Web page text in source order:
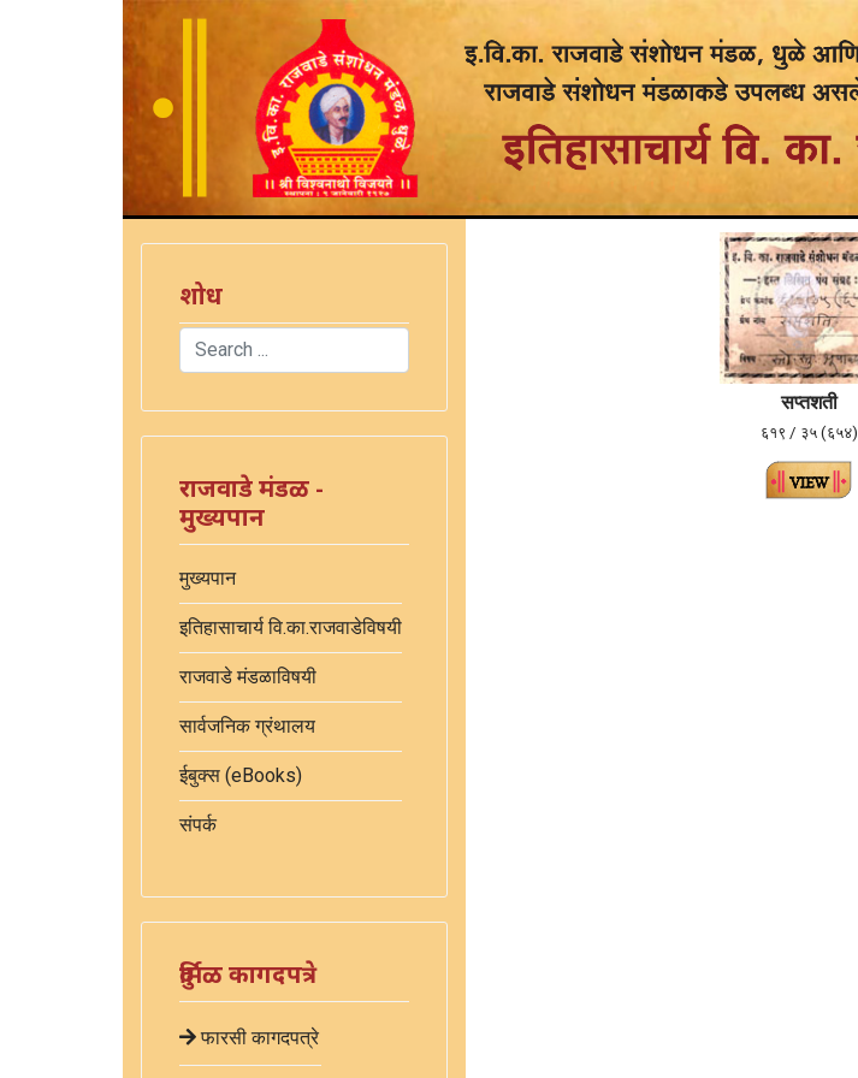
शोध
Search
राजवाडे मंडळ -
मुख्यपान
मुख्यपान
इतिहासाचार्य वि.का.राजवाडेविषयी
राजवाडे मंडळाविषयी
सार्वजनिक ग्रंथालय
ईबुक्स (eBooks)
संपर्क
दुर्मिळ कागदपत्रे
फारसी कागदपत्रे
सप्तशती
६१९ / ३५ (६५४)